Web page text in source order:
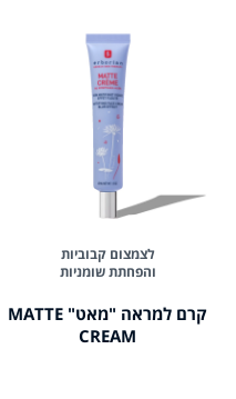
לצמצום קבוביות
והפחתת שומניות
קרם למראה "מאט" MATTE
CREAM